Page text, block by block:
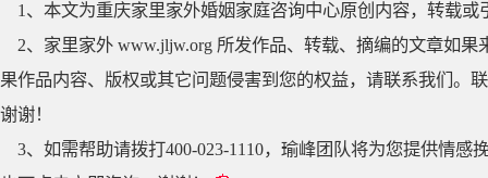
1、本文为重庆家里家外婚姻家庭咨询中心原创内容，转载
2、家里家外 www.jljw.org 所发作品、转载、摘编的文章如
果作品内容、版权或其它问题侵害到您的权益，请联系我们。
谢谢！
3、如需帮助请拨打400-023-1110，瑜峰团队将为您提供情